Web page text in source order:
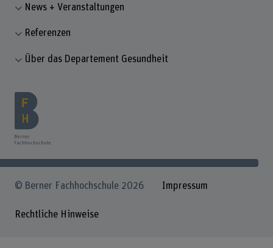
News + Veranstaltungen
Referenzen
Über das Departement Gesundheit
© Berner Fachhochschule 2026 Impressum
Rechtliche Hinweise